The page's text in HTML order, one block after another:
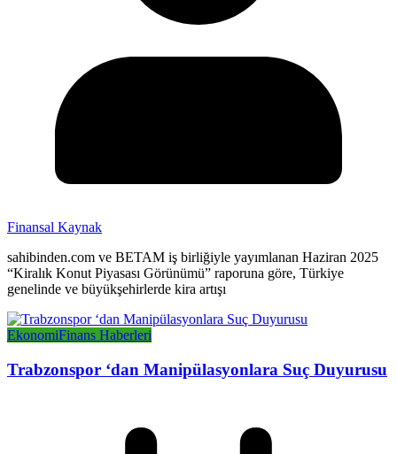
Finansal Kaynak
sahibinden.com ve BETAM iş birliğiyle yayımlanan Haziran 2025
“Kiralık Konut Piyasası Görünümü” raporuna göre, Türkiye
genelinde ve büyükşehirlerde kira artışı
EkonomiFinans Haberleri
Trabzonspor ‘dan Manipülasyonlara Suç Duyurusu